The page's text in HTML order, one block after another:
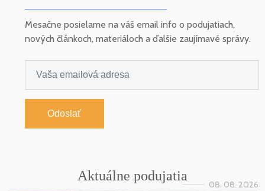
Mesačne posielame na váš email info o podujatiach,
nových článkoch, materiáloch a ďalšie zaujímavé správy.
Odoslať
Aktuálne podujatia
08. 08. 2026